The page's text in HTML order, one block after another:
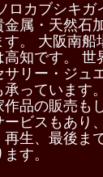
カブシキガ
属・天然石
す。 大阪南船
高知です。 世
リー・ジュ
っています
作品の販売も
ビスもあり
生、最後ま
す。